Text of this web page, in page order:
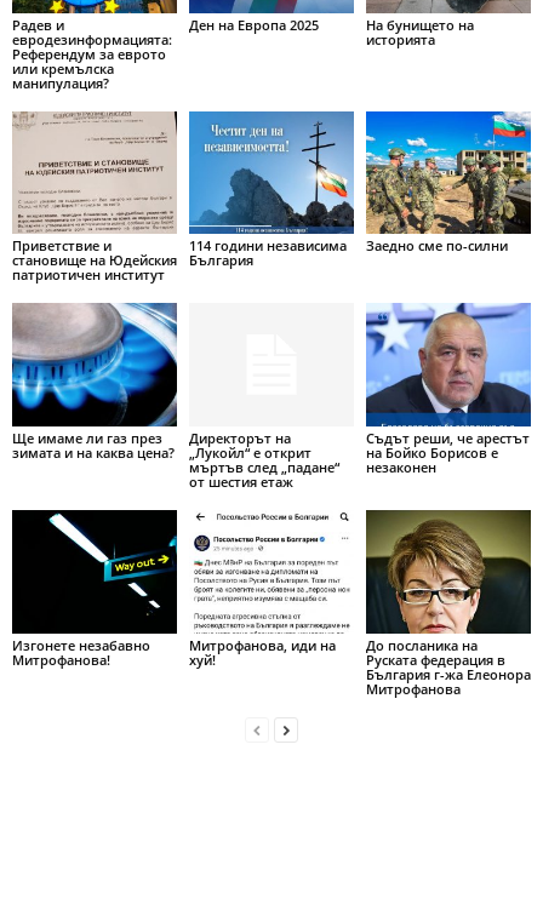
Радев и
евродезинформацията:
Референдум за еврото
или кремълска
манипулация?
Ден на Европа 2025
На бунището на
историята
Приветствие и
становище на Юдейския
патриотичен институт
114 години независима
България
Заедно сме по-силни
Ще имаме ли газ през
зимата и на каква цена?
Директорът на
„Лукойл“ е открит
мъртъв след „падане“
от шестия етаж
Съдът реши, че арестът
на Бойко Борисов е
незаконен
Изгонете незабавно
Митрофанова!
Митрофанова, иди на
хуй!
До посланика на
Руската федерация в
България г-жа Елеонора
Митрофанова